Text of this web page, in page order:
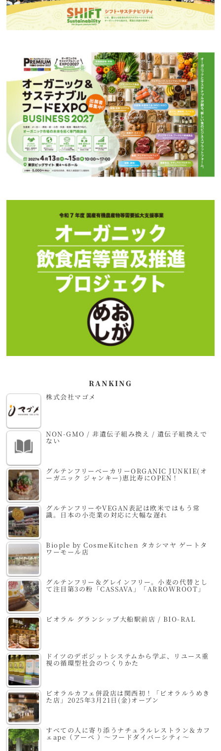
RANKING
株式会社マゴメ
NON-GMO / 非遺伝子組み換え / 遺伝子組換えで
ない
グルテンフリーベーカリーORGANIC JUNKIE(オ
ーガニック ジャンキー)恵比寿にOPEN！
グルテンフリーやVEGAN表記は欧米ではもう常
識。日本の小売業の対応に大幅な遅れ
Biople by CosmeKitchen タカシマヤ ゲートタ
ワーモール店
グルテンフリー＆グレインフリー。小麦の代替とし
て注目第3の粉「CASSAVA」「ARROWROOT」
ビオラル グランシップ大船駅前店 / BIO-RAL
ドイツのデポジットシステムから学ぶ、リユース重
視の循環型社会のつくりかた
ビオラルカフェ併設店は関西初！「ビオラルうめき
た店」2025年3月21日(金)オープン
すべての人に寄り添うナチュラルレストラン＆カフ
ェape（アーペ ）～フードダイバーシティ～